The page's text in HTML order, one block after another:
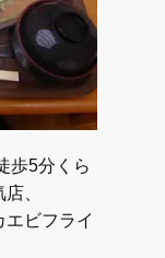
歩5分くら
、
ビフライ